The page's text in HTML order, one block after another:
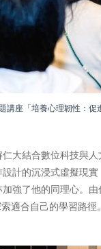
講座「培養心理韌性：促
大結合數位科技與
計的沉浸式虛擬現
強了他的同理心。由
適合自己的學習路徑。